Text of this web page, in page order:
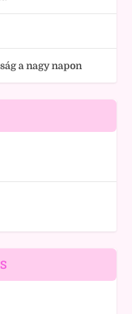
a nagy napon